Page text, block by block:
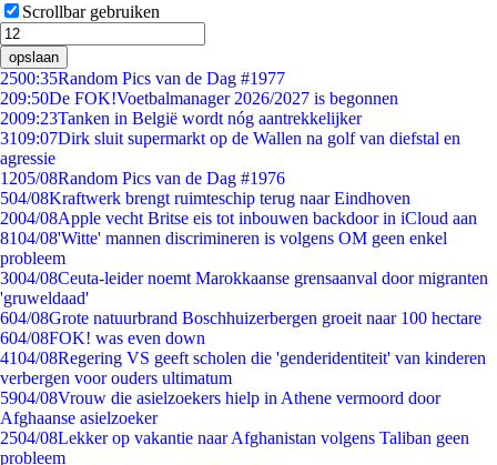
Scrollbar gebruiken
opslaan
2500:35Random Pics van de Dag #1977
209:50De FOK!Voetbalmanager 2026/2027 is begonnen
2009:23Tanken in België wordt nóg aantrekkelijker
3109:07Dirk sluit supermarkt op de Wallen na golf van diefstal en
agressie
1205/08Random Pics van de Dag #1976
504/08Kraftwerk brengt ruimteschip terug naar Eindhoven
2004/08Apple vecht Britse eis tot inbouwen backdoor in iCloud aan
8104/08'Witte' mannen discrimineren is volgens OM geen enkel
probleem
3004/08Ceuta-leider noemt Marokkaanse grensaanval door migranten
'gruweldaad'
604/08Grote natuurbrand Boschhuizerbergen groeit naar 100 hectare
604/08FOK! was even down
4104/08Regering VS geeft scholen die 'genderidentiteit' van kinderen
verbergen voor ouders ultimatum
5904/08Vrouw die asielzoekers hielp in Athene vermoord door
Afghaanse asielzoeker
2504/08Lekker op vakantie naar Afghanistan volgens Taliban geen
probleem